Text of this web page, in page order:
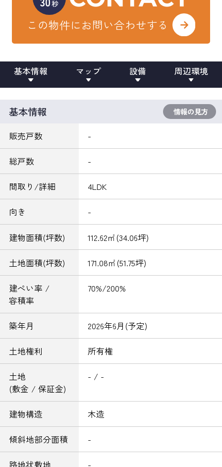
秒
この物件にお問い合わせする
基本情報 マップ 設備 周辺環境
基本情報 情報の見方
販売戸数 -
総戸数 -
間取り/詳細 4LDK
向き -
建物面積(坪数) 112.62㎡(34.06坪)
土地面積(坪数) 171.08㎡(51.75坪)
建ぺい率 /
容積率
70%/200%
築年月 2026年6月(予定)
土地権利 所有権
土地
(敷金 / 保証金)
- / -
建物構造 木造
傾斜地部分面積 -
路地状敷地 -